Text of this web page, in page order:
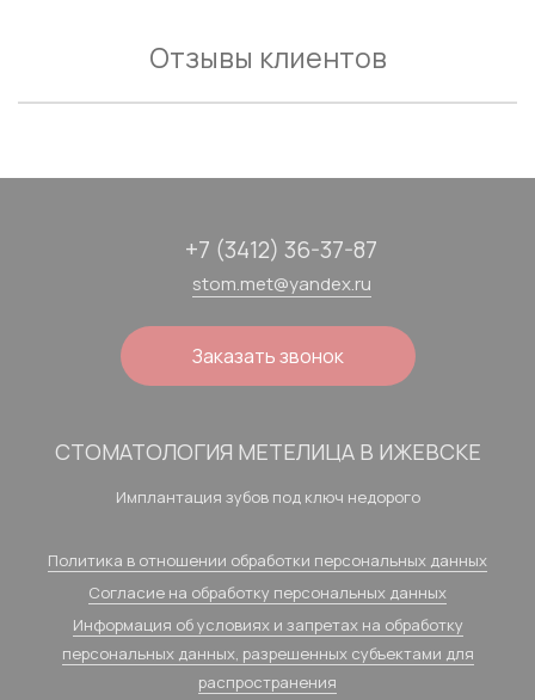
Отзывы клиентов
+7 (3412) 36-37-87
stom.met@yandex.ru
Заказать звонок
СТОМАТОЛОГИЯ МЕТЕЛИЦА В ИЖЕВСКЕ
Имплантация зубов под ключ недорого
Политика в отношении обработки персональных данных
Согласие на обработку персональных данных
Информация об условиях и запретах на обработку
персональных данных, разрешенных субъектами для
распространения